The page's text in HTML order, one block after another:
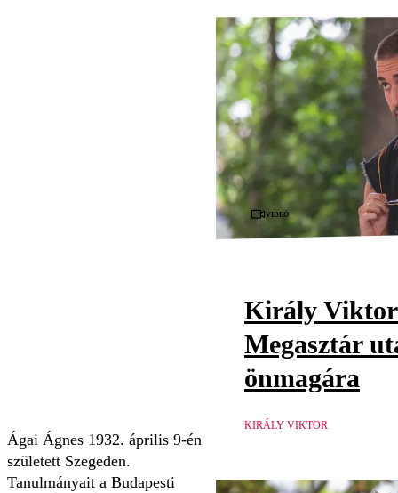
Ágai Ágnes 1932. április 9-én
született Szegeden.
Tanulmányait a Budapesti
Videó
Király Viktor
Megasztár
önmagára
KIRÁLY VIKTOR